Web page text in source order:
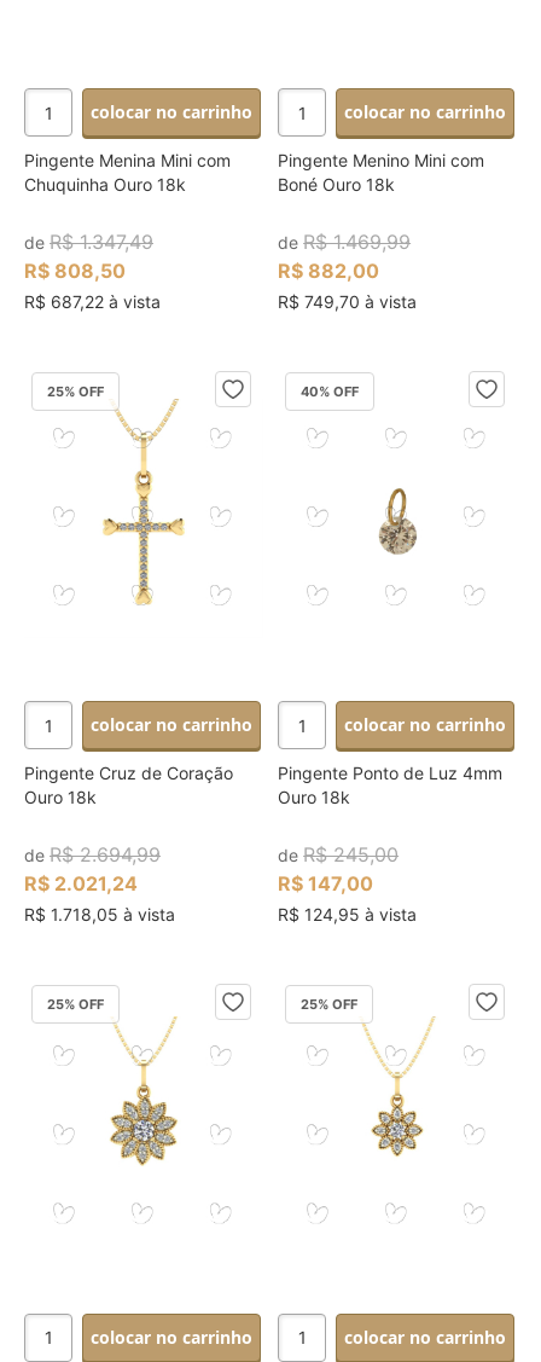
colocar no carrinho
Pingente Menina Mini com
Chuquinha Ouro 18k
de R$ 1.347,49
R$ 808,50
R$ 687,22 à vista
colocar no carrinho
Pingente Menino Mini com
Boné Ouro 18k
deR$ 1.469,99
R$ 882,00
R$ 749,70 à vista
25% OFF
colocar no carrinho
Pingente Cruz de Coração
Ouro 18k
de R$ 2.694,99
R$ 2.021,24
R$ 1.718,05 à vista
40% OFF
colocar no carrinho
Pingente Ponto de Luz 4mm
Ouro 18k
deR$ 245,00
R$ 147,00
R$ 124,95 à vista
25% OFF
colocar no carrinho
25% OFF
colocar no carrinho